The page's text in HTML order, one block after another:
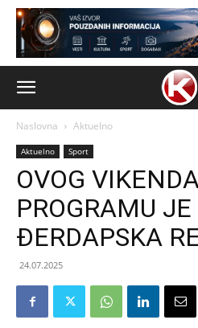
Naslovna Aktuelno
Aktuelno Sport
OVOG
PROGRAMU
ĐERDAPSKA
24.07.2025